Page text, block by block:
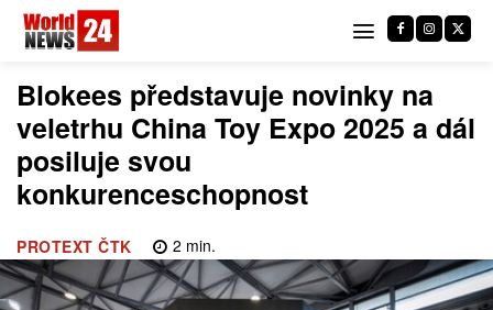
Blokees představuje novinky na
veletrhu China Toy Expo 2025 a dál
posiluje svou
konkurenceschopnost
PROTEXT ČTK 2 min.